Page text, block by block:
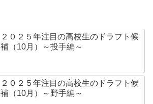
２０２５年注目の高校生のドラフト候
補（10月）～投手編～
２０２５年注目の高校生のドラフト候
補（10月）～野手編～